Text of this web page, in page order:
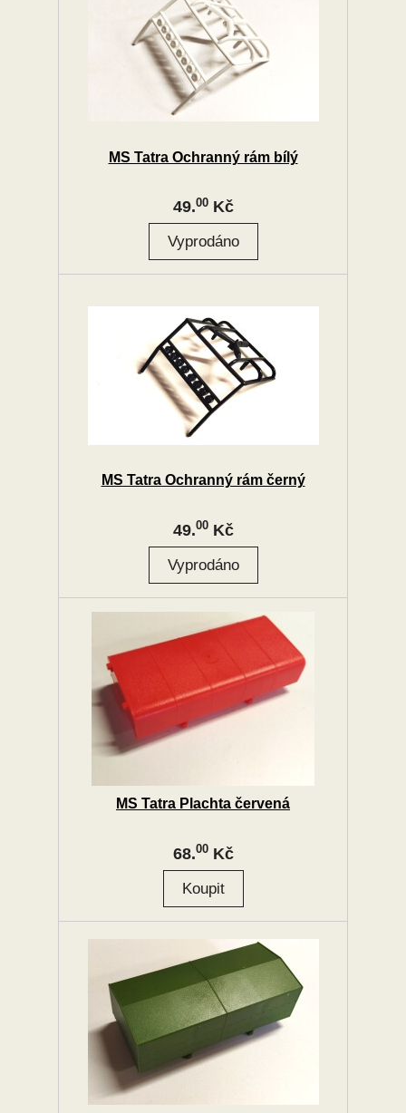
MS Tatra Ochranný rám bílý
49.00Kč
MS Tatra Ochranný rám černý
49.00Kč
MS Tatra Plachta červená
68.00Kč